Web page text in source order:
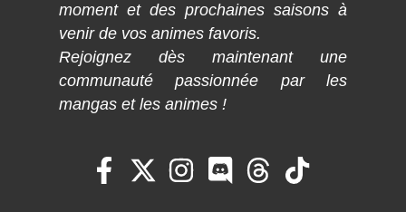
moment et des prochaines saisons à
venir de vos animes favoris.
Rejoignez dès maintenant une
communauté passionnée par les
mangas et les animes !